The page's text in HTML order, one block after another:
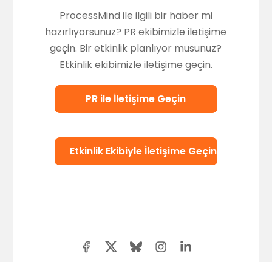
ProcessMind ile ilgili bir haber mi
hazırlıyorsunuz? PR ekibimizle iletişime
geçin. Bir etkinlik planlıyor musunuz?
Etkinlik ekibimizle iletişime geçin.
PR ile İletişime Geçin
Etkinlik Ekibiyle İletişime Geçin